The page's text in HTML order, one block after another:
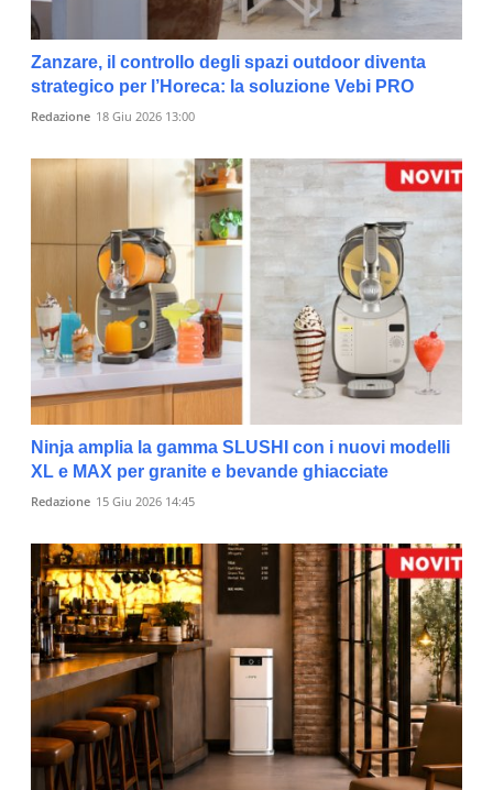
Zanzare, il controllo degli spazi outdoor diventa
strategico per l’Horeca: la soluzione Vebi PRO
Redazione 18 Giu 2026 13:00
Ninja amplia la gamma SLUSHI con i nuovi modelli
XL e MAX per granite e bevande ghiacciate
Redazione 15 Giu 2026 14:45